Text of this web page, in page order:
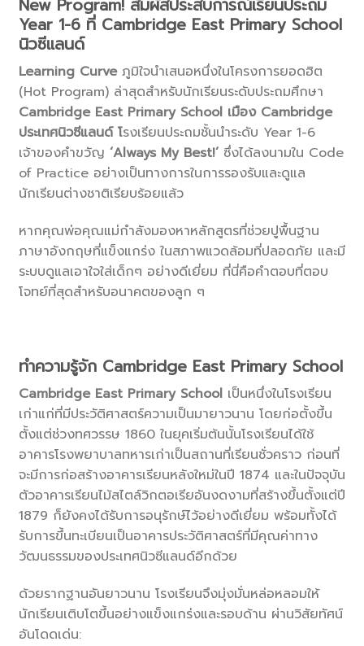
New Program! สัมผัสประสบการณ์เรียนประถม
Year 1-6 ที่ Cambridge East Primary School
นิวซีแลนด์
Learning Curveภูมิใจนำเสนอหนึ่งในโครงการยอดฮิต
(Hot Program) ล่าสุดสำหรับนักเรียนระดับประถมศึกษา
Cambridge East Primary School เมือง Cambridge
ประเทศนิวซีแลนด์ โรงเรียนประถมชั้นนำระดับ Year 1-6
เจ้าของคำขวัญ ‘Always My Best!’ ซึ่งได้ลงนามใน Code
of Practice อย่างเป็นทางการในการรองรับและดูแล
นักเรียนต่างชาติเรียบร้อยแล้ว
หากคุณพ่อคุณแม่กำลังมองหาหลักสูตรที่ช่วยปูพื้นฐาน
ภาษาอังกฤษที่แข็งแกร่ง ในสภาพแวดล้อมที่ปลอดภัย และมี
ระบบดูแลเอาใจใส่เด็กๆ อย่างดีเยี่ยม ที่นี่คือคำตอบที่ตอบ
โจทย์ที่สุดสำหรับอนาคตของลูก ๆ
ทำความรู้จัก Cambridge East Primary School
Cambridge East Primary School เป็นหนึ่งในโรงเรียน
เก่าแก่ที่มีประวัติศาสตร์ความเป็นมายาวนาน โดยก่อตั้งขึ้น
ตั้งแต่ช่วงทศวรรษ 1860 ในยุคเริ่มต้นนั้นโรงเรียนได้ใช้
อาคารโรงพยาบาลทหารเก่าเป็นสถานที่เรียนชั่วคราว ก่อนที่
จะมีการก่อสร้างอาคารเรียนหลังใหม่ในปี 1874 และในปัจจุบัน
ตัวอาคารเรียนไม้สไตล์วิกตอเรียอันงดงามที่สร้างขึ้นตั้งแต่ปี
1879 ก็ยังคงได้รับการอนุรักษ์ไว้อย่างดีเยี่ยม พร้อมทั้งได้
รับการขึ้นทะเบียนเป็นอาคารประวัติศาสตร์ที่มีคุณค่าทาง
วัฒนธรรมของประเทศนิวซีแลนด์อีกด้วย
ด้วยรากฐานอันยาวนาน โรงเรียนจึงมุ่งมั่นหล่อหลอมให้
นักเรียนเติบโตขึ้นอย่างแข็งแกร่งและรอบด้าน ผ่านวิสัยทัศน์
อันโดดเด่น: